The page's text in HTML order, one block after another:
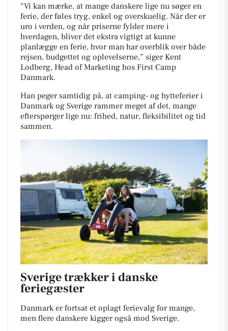
“Vi kan mærke, at mange danskere lige nu søger en
ferie, der føles tryg, enkel og overskuelig. Når der er
uro i verden, og når priserne fylder mere i
hverdagen, bliver det ekstra vigtigt at kunne
planlægge en ferie, hvor man har overblik over både
rejsen, budgettet og oplevelserne,” siger Kent
Lodberg, Head of Marketing hos First Camp
Danmark.
Han peger samtidig på, at camping- og hytteferier i
Danmark og Sverige rammer meget af det, mange
efterspørger lige nu: frihed, natur, fleksibilitet og tid
sammen.
Sverige trækker i danske
feriegæster
Danmark er fortsat et oplagt ferievalg for mange,
men flere danskere kigger også mod Sverige.